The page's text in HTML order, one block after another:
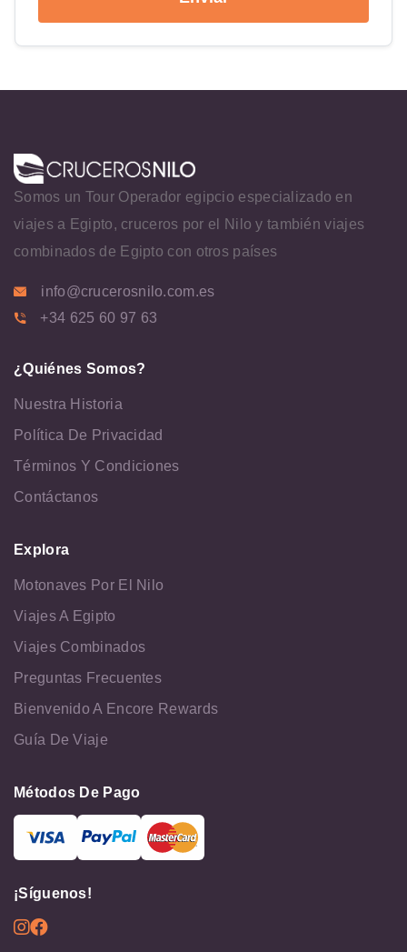
Somos un Tour Operador egipcio especializado en
viajes a Egipto, cruceros por el Nilo y también viajes
combinados de Egipto con otros países
info@crucerosnilo.com.es
+34 625 60 97 63
¿Quiénes Somos?
Nuestra Historia
Política De Privacidad
Términos Y Condiciones
Contáctanos
Explora
Motonaves Por El Nilo
Viajes A Egipto
Viajes Combinados
Preguntas Frecuentes
Bienvenido A Encore Rewards
Guía De Viaje
Métodos De Pago
¡Síguenos!